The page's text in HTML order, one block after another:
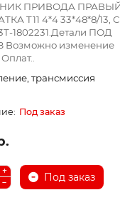
ПРИВОДА
T11 4*4 33*48*8/13,
1802231.Детали ПОД
Возможно изменение
трансмиссия
Под заказ
Под заказ